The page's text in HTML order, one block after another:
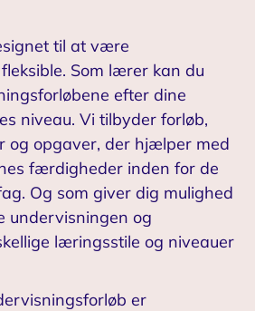
til at være
Som lærer kan du
efter dine
niveau. Vi tilbyder forløb,
og opgaver, der hjælper med
færdigheder inden for de
Og som giver dig mulighed
undervisningen og
læringsstile og niveauer
er